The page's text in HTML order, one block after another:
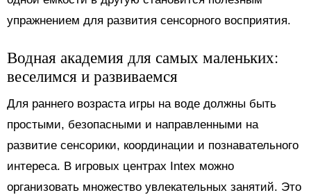
упражнением для развития сенсорного восприятия.
Водная академия для самых маленьких:
веселимся и развиваемся
Для раннего возраста игры на воде должны быть
простыми, безопасными и направленными на
развитие сенсорики, координации и познавательного
интереса. В игровых центрах Intex можно
организовать множество увлекательных занятий. Это